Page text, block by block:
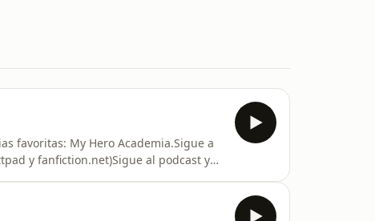
favoritas: My Hero Academia.Sigue a
y fanfiction.net)Sigue al podcast y